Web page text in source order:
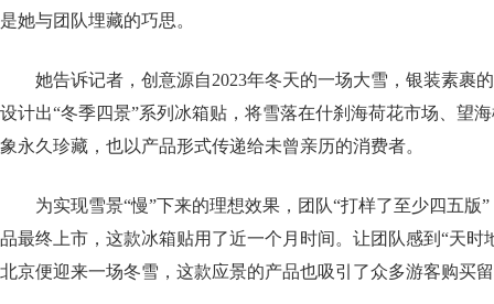
是她与团队埋藏的巧思。
她告诉记者，创意源自2023年冬天的一场大雪，银装素裹
设计出“冬季四景”系列冰箱贴，将雪落在什刹海荷花市场、望
象永久珍藏，也以产品形式传递给未曾亲历的消费者。
为实现雪景“慢”下来的理想效果，团队“打样了至少四五版
品最终上市，这款冰箱贴用了近一个月时间。让团队感到“天时
北京便迎来一场冬雪，这款应景的产品也吸引了众多游客购买